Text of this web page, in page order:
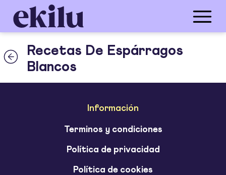
Recetas De Espárragos
Blancos
Información
Terminos y condiciones
Política de privacidad
Política de cookies